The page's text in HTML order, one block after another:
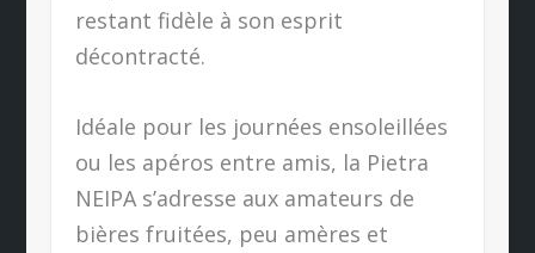
restant fidèle à son esprit
décontracté.
Idéale pour les journées ensoleillées
ou les apéros entre amis, la Pietra
NEIPA s’adresse aux amateurs de
bières fruitées, peu amères et